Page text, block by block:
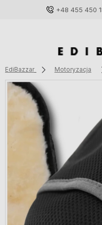
+48 455 450
Wybierz coś dla
zaloguj się, aby
z
EdiBazzar Motoryzacja